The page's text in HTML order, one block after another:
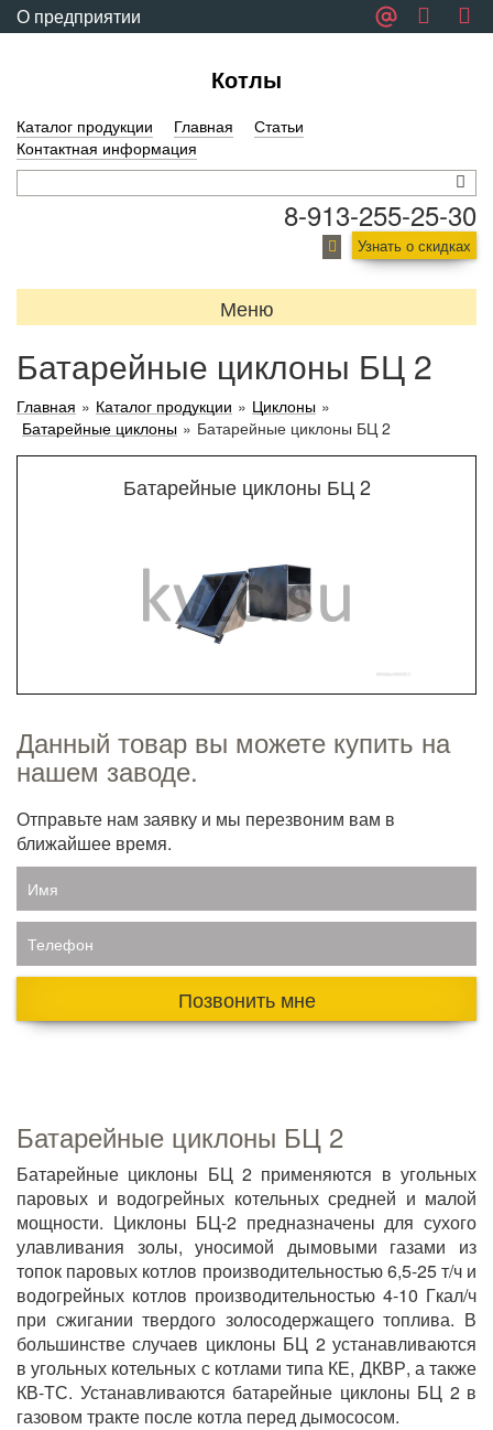
О предприятии
Котлы
Каталог продукции Главная
Статьи
Контактная информация
8-913-255-25-30
Узнать о скидках
Меню
Батарейные циклоны БЦ 2
Главная » Каталог продукции » Циклоны »
Батарейные циклоны » Батарейные циклоны БЦ 2
Батарейные циклоны БЦ 2
Данный товар вы можете купить на
нашем заводе.
Отправьте нам заявку и мы перезвоним вам в
ближайшее время.
Имя
Телефон
Позвонить мне
Батарейные циклоны БЦ 2
Батарейные циклоны БЦ 2 применяются в угольных
паровых и водогрейных котельных средней и малой
мощности. Циклоны БЦ-2 предназначены для сухого
улавливания золы, уносимой дымовыми газами из
топок паровых котлов производительностью 6,5-25 т/ч и
водогрейных котлов производительностью 4-10 Гкал/ч
при сжигании твердого золосодержащего топлива. В
большинстве случаев циклоны БЦ 2 устанавливаются
в угольных котельных с котлами типа КЕ, ДКВР, а также
КВ-ТС. Устанавливаются батарейные циклоны БЦ 2 в
газовом тракте после котла перед дымососом.